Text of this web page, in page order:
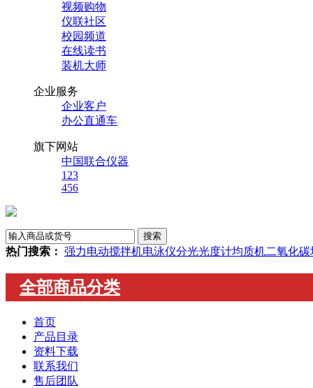
视频购物
仪联社区
校园频道
在线读书
装机大师
企业服务
企业客户
办公直通车
旗下网站
中国联合仪器
123
456
热门搜索： 强力电动搅拌机电泳仪分光光度计均质机二氧化
全部商品分类
首页
产品目录
资料下载
联系我们
售后团队